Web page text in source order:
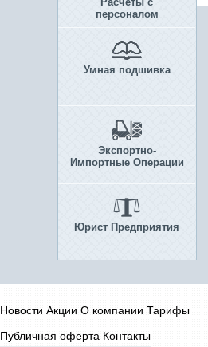
персоналом
Умная подшивка
Экспортно-
Импортные Операции
Юрист Предприятия
Новости Акции О компании Тарифы
Публичная оферта Контакты